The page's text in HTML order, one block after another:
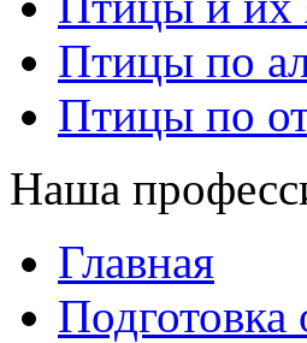
Птицы по
Птицы по
Наша
Главная
Подготовка